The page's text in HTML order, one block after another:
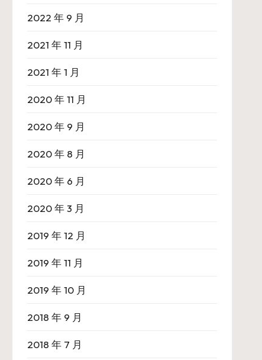
2022 年 9 月
2021 年 11 月
2021 年 1 月
2020 年 11 月
2020 年 9 月
2020 年 8 月
2020 年 6 月
2020 年 3 月
2019 年 12 月
2019 年 11 月
2019 年 10 月
2018 年 9 月
2018 年 7 月